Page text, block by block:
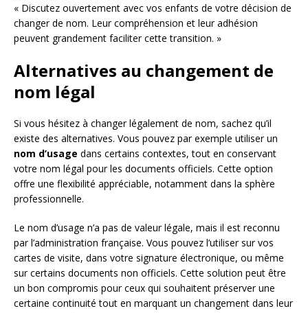
« Discutez ouvertement avec vos enfants de votre décision de
changer de nom. Leur compréhension et leur adhésion
peuvent grandement faciliter cette transition. »
Alternatives au changement de
nom légal
Si vous hésitez à changer légalement de nom, sachez qu’il
existe des alternatives. Vous pouvez par exemple utiliser un
nom d’usage dans certains contextes, tout en conservant
votre nom légal pour les documents officiels. Cette option
offre une flexibilité appréciable, notamment dans la sphère
professionnelle.
Le nom d’usage n’a pas de valeur légale, mais il est reconnu
par l’administration française. Vous pouvez l’utiliser sur vos
cartes de visite, dans votre signature électronique, ou même
sur certains documents non officiels. Cette solution peut être
un bon compromis pour ceux qui souhaitent préserver une
certaine continuité tout en marquant un changement dans leur